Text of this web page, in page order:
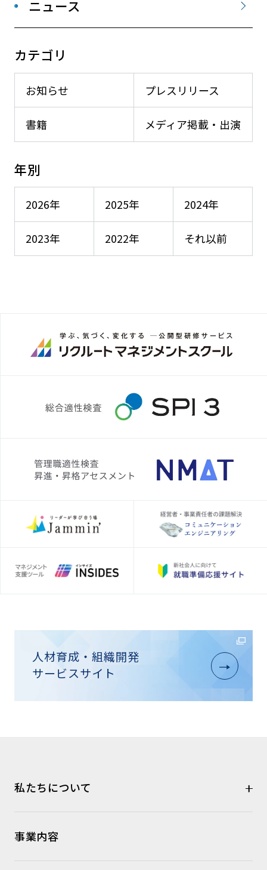
ニュース
カテゴリ
お知らせ プレスリリース
メディア掲載・出演
書籍
年別
2026年 2025年 2024年
2023年 2022年 それ以前
人材育成・組織開発
サービスサイト
私たちについて
事業内容